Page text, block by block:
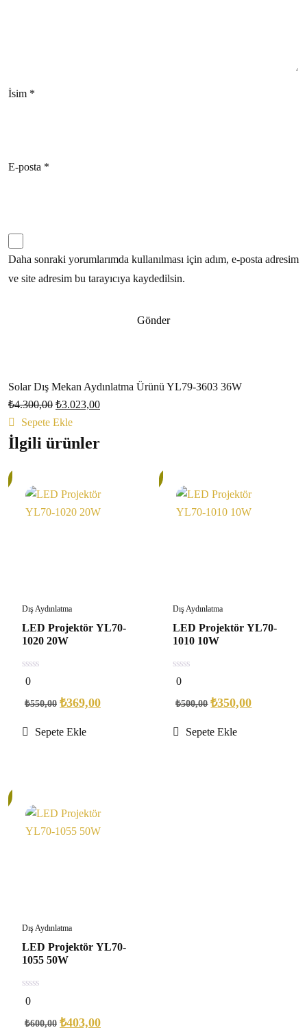
İsim *
E-posta *
Daha sonraki yorumlarımda kullanılması için adım, e-posta adresim
ve site adresim bu tarayıcıya kaydedilsin.
Solar Dış Mekan Aydınlatma Ürünü YL79-3603 36W
₺4.300,00 ₺3.023,00
Sepete Ekle
İlgili ürünler
Dış Aydınlatma
LED Projektör YL70-
1020 20W
0
out
5
0
₺550,00 ₺369,00
Sepete Ekle
Dış Aydınlatma
LED Projektör YL70-
1010 10W
0
out
5
0
₺500,00 ₺350,00
Sepete Ekle
Dış Aydınlatma
LED Projektör YL70-
1055 50W
0
out
5
0
₺600,00 ₺403,00